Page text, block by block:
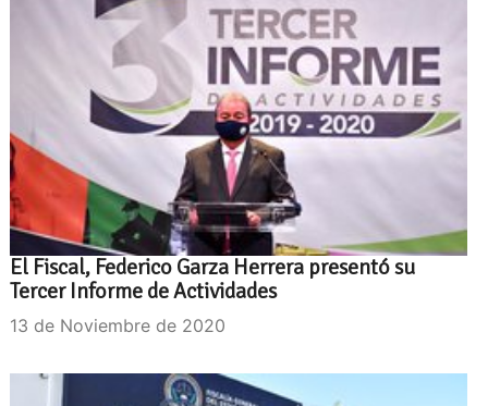
El Fiscal, Federico Garza Herrera presentó su
Tercer Informe de Actividades
13 de Noviembre de 2020